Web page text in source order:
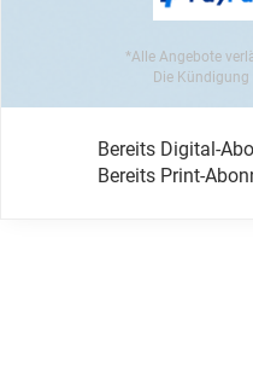
*Alle Angebote
Die
Bereits Digital-
Bereits Print-